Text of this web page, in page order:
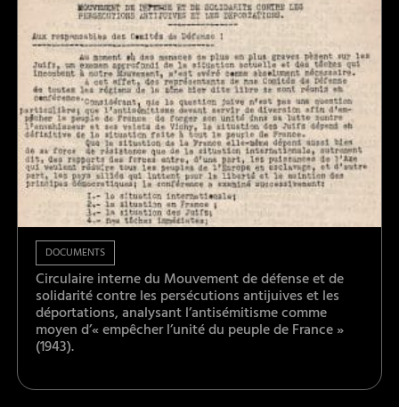
DOCUMENTS
Circulaire interne du Mouvement de défense et de
solidarité contre les persécutions antijuives et les
déportations, analysant l’antisémitisme comme
moyen d’« empêcher l’unité du peuple de France »
(1943).